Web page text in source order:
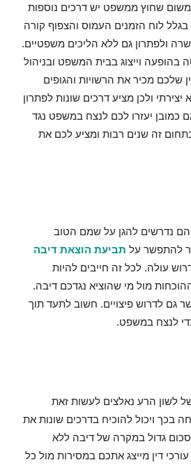
שחוץ ממשפט יש דרכים נוספות
לוח הזמנים העמוס והצפוף קורה
ולפתרון גם ללא הליכים משפטיים.
בהופעה וייצוג בבית המשפט ובניהול
שלכם מכיר את הרשויות והגופים
ולכן מציע דרכים שונות לפתרון
כמובן יעזרו לכם לנצח במשפט נגד
זה שנים רבות ומציע לכם את
הם נדרשים להגן על שמם הטוב
להתפשר על תביעת הוצאת דיבה
עולה. לכל זה חייבים להיות
מול מי שהוציא נגדכם דיבה.
גם לדרוש פיצויים. חשוב לתעד תוך
לנצח במשפט.
לשון הרע נאלצים לעשות זאת
בכך ויכול להוכיח בדרכים שונות את
גדול במקרה של דיבה ללא
דין מייצג אתכם במסירות מול כל